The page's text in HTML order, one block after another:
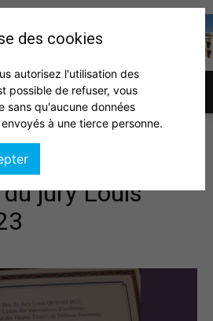
Association
IHEDN
reçoit le
jury Louis
des cookies
autorisez l'utilisation des
possible de refuser, vous
sans qu'aucune données
à une tierce personne.